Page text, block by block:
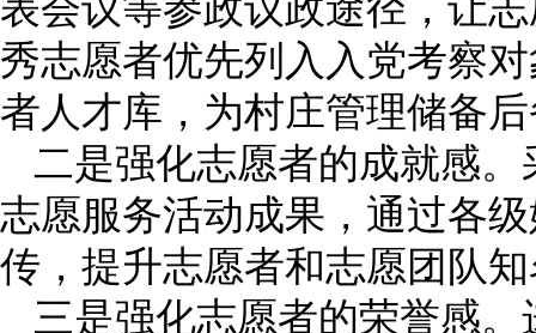
秀志愿者优先列入入党考察
者人才库，为村庄管理储备
二是强化志愿者的成就感
志愿服务活动成果，通过各
传，提升志愿者和志愿团队
三是强化志愿者的荣誉感